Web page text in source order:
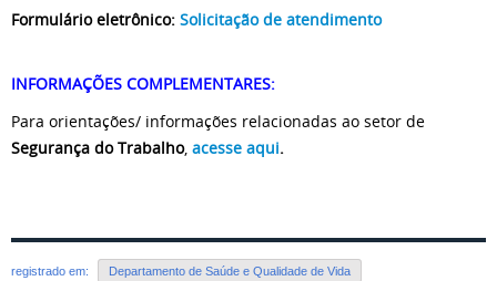
Formulário eletrônico: Solicitação de atendimento
INFORMAÇÕES COMPLEMENTARES:
Para orientações/ informações relacionadas ao setor de
Segurança do Trabalho, acesse aqui.
registrado em: Departamento de Saúde e Qualidade de Vida